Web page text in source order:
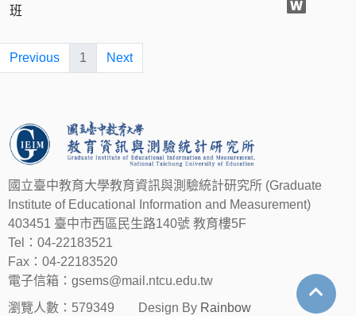
班
Previous 1 Next
國立臺中教育大學教育資訊與測驗統計研究所 (Graduate
Institute of Educational Information and Measurement)
403451 臺中市西區民生路140號 教育樓5F
Tel：04-22183521
Fax：04-22183520
電子信箱：gsems@mail.ntcu.edu.tw
瀏覽人數：579349
Design By Rainbow